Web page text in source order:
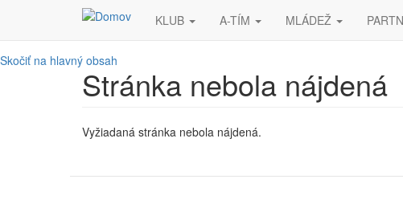
Skočiť na hlavný obsah
KLUB A-TÍM MLÁDEŽ
Stránka nebola nájdená
Vyžiadaná stránka nebola nájdená.